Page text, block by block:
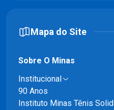
Mapa do Site
Sobre O Minas
Institucional
90 Anos
Instituto Minas Tênis